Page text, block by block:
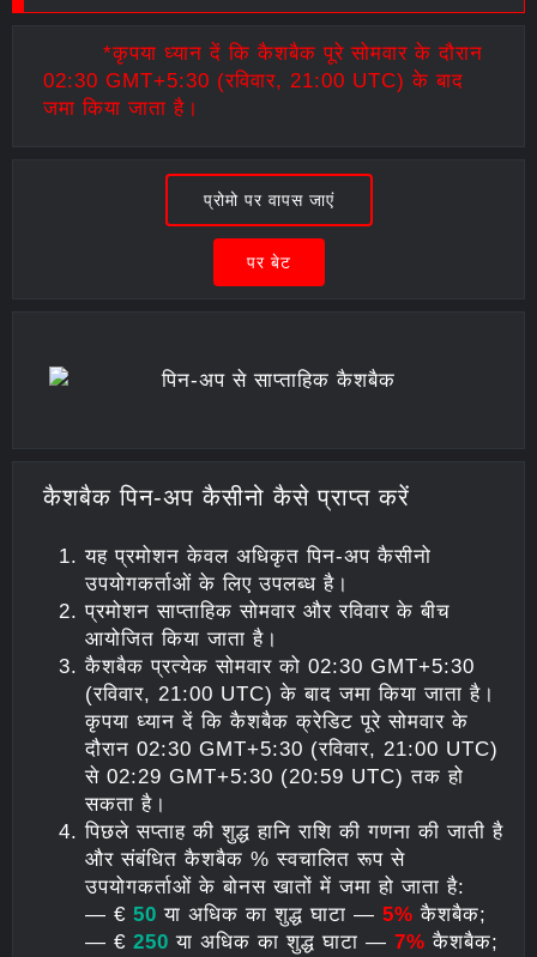
*कृपया ध्यान दें कि कैशबैक पूरे सोमवार के दौरान
02:30 GMT+5:30 (रविवार, 21:00 UTC) के बाद
जमा किया जाता है।
प्रोमो पर वापस जाएं
पर बेट
कैशबैक पिन-अप कैसीनो कैसे प्राप्त करें
यह प्रमोशन केवल अधिकृत पिन-अप कैसीनो
उपयोगकर्ताओं के लिए उपलब्ध है।
प्रमोशन साप्ताहिक सोमवार और रविवार के बीच
आयोजित किया जाता है।
कैशबैक प्रत्येक सोमवार को 02:30 GMT+5:30
(रविवार, 21:00 UTC) के बाद जमा किया जाता है।
कृपया ध्यान दें कि कैशबैक क्रेडिट पूरे सोमवार के
दौरान 02:30 GMT+5:30 (रविवार, 21:00 UTC)
से 02:29 GMT+5:30 (20:59 UTC) तक हो
सकता है।
पिछले सप्ताह की शुद्ध हानि राशि की गणना की जाती है
और संबंधित कैशबैक % स्वचालित रूप से
उपयोगकर्ताओं के बोनस खातों में जमा हो जाता है:
— € 50 या अधिक का शुद्ध घाटा — 5% कैशबैक;
— € 250 या अधिक का शुद्ध घाटा — 7% कैशबैक;